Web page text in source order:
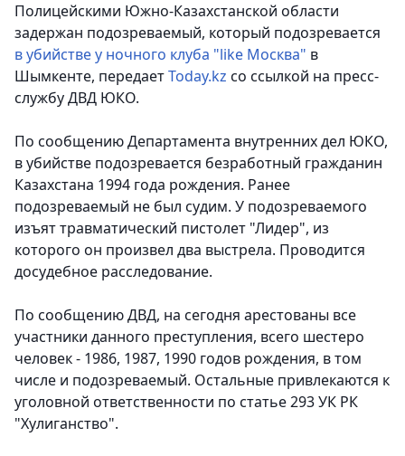
Полицейскими Южно-Казахстанской области
задержан подозреваемый, который подозревается
в убийстве у ночного клуба "like Москва" в
Шымкенте, передаетToday.kz со ссылкой на пресс-
службу ДВД ЮКО.
По сообщению Департамента внутренних дел ЮКО,
в убийстве подозревается безработный гражданин
Казахстана 1994 года рождения. Ранее
подозреваемый не был судим. У подозреваемого
изъят травматический пистолет "Лидер", из
которого он произвел два выстрела. Проводится
досудебное расследование.
По сообщению ДВД, на сегодня арестованы все
участники данного преступления, всего шестеро
человек - 1986, 1987, 1990 годов рождения, в том
числе и подозреваемый. Остальные привлекаются к
уголовной ответственности по статье 293 УК РК
"Хулиганство".